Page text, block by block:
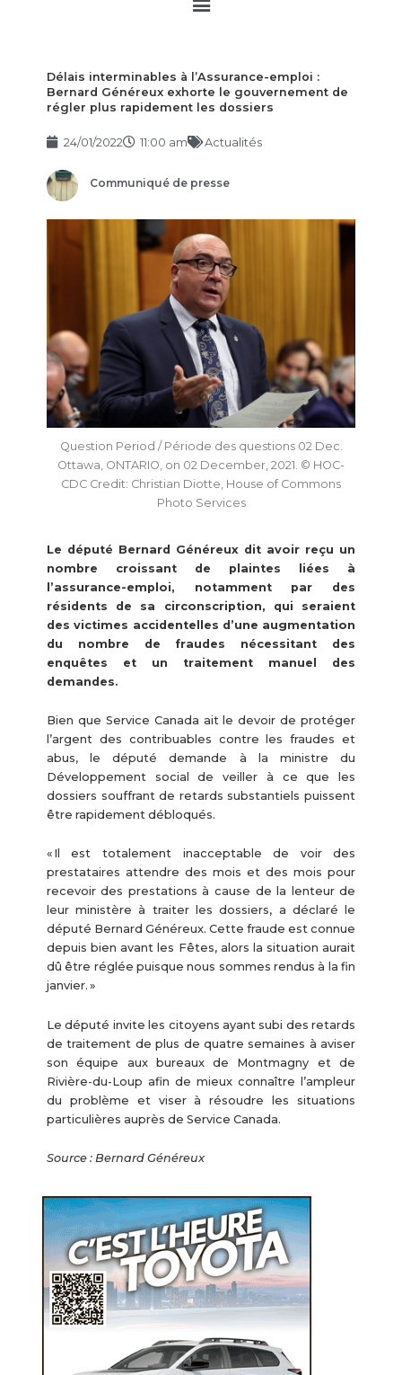
Délais interminables à l’Assurance-emploi :
Bernard Généreux exhorte le gouvernement de
régler plus rapidement les dossiers
24/01/2022 11:00 am Actualités
Communiqué de presse
Question Period / Période des questions 02 Dec.
Ottawa, ONTARIO, on 02 December, 2021. © HOC-
CDC Credit: Christian Diotte, House of Commons
Photo Services
Le député Bernard Généreux dit avoir reçu un
nombre croissant de plaintes liées à
l’assurance-emploi, notamment par des
résidents de sa circonscription, qui seraient
des victimes accidentelles d’une augmentation
du nombre de fraudes nécessitant des
enquêtes et un traitement manuel des
demandes.
Bien que Service Canada ait le devoir de protéger
l’argent des contribuables contre les fraudes et
abus, le député demande à la ministre du
Développement social de veiller à ce que les
dossiers souffrant de retards substantiels puissent
être rapidement débloqués.
« Il est totalement inacceptable de voir des
prestataires attendre des mois et des mois pour
recevoir des prestations à cause de la lenteur de
leur ministère à traiter les dossiers, a déclaré le
député Bernard Généreux. Cette fraude est connue
depuis bien avant les Fêtes, alors la situation aurait
dû être réglée puisque nous sommes rendus à la fin
janvier. »
Le député invite les citoyens ayant subi des retards
de traitement de plus de quatre semaines à aviser
son équipe aux bureaux de Montmagny et de
Rivière-du-Loup afin de mieux connaître l’ampleur
du problème et viser à résoudre les situations
particulières auprès de Service Canada.
Source : Bernard Généreux